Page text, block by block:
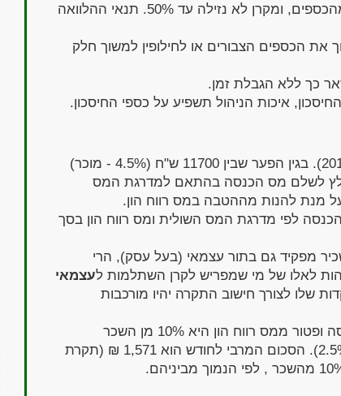
- מקרן נזילה ניתן לקבל עד לגובה של 80% מהכספים, ומקרן לא נזילה עד 50%. תנאי ההלוואה
את הכספים הצבורים או לחילופין למשוך חלק
איכות הניהול תשפיע על כספי החיסכון.
יכול להפקיד עד 18240 ש"ח לשנה (נכון ל-2017). בגין הפער שבין 11700 ש"ח (4.5% - מוכר)
ממס רווח הון (18240 ש"ח), יאלץ לשלם מס הכנסה בהתאם למדרגת המס
מנת להנות מההטבה במס רווח הון.
של 18,240 ש"ח, יגבה מס הכנסה לפי מדרגת המס השולית ומס רווח הון בסך
מפקיד גם בתור עצמאי (בעל עסק), הרי
לאלו של מי שמפריש לקרן השתלמות לעצמאי
שלו לצורך חישוב התקרה יהיו מורכבות
ההפקדה המרבית המזכה בהטבות במס הכנסה ופטור ממס רווח הון היא 10% מן השכר
הנחלקות ביחס של 1:3 בין המעסיק (7.5%) והעובד (2.5%). הסכום המרבי לחודש הוא 1,571 ₪ (תקרת